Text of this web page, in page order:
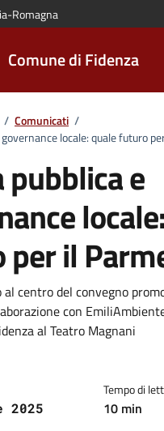
del sito
Romagna
Comune di Fidenza
/ Comunicati /
governance locale: quale futuro
pubblica e
il
del
centro del convegno
con
al Teatro Magnani
2025
Tempo di
10 min